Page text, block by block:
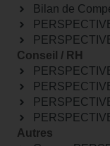
Bilan de
Conseil / RH
Autres